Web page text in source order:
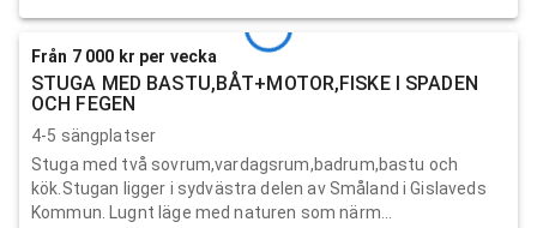
Från 7 000 kr per vecka
STUGA MED BASTU,BÅT+MOTOR,FISKE I SPADEN
OCH FEGEN
4-5 sängplatser
Stuga med två sovrum,vardagsrum,badrum,bastu och
kök.Stugan ligger i sydvästra delen av Småland i Gislaveds
Kommun. Lugnt läge med naturen som närm...